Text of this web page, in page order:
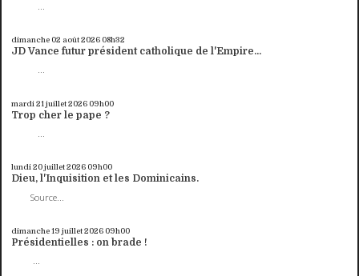
dimanche 02 août 2026 08h32
JD Vance futur président catholique de l'Empire...
...
mardi 21 juillet 2026 09h00
Trop cher le pape ?
lundi 20juillet 2026 09h00
Dieu, l'Inquisition et les Dominicains.
Source...
dimanche 19 juillet 2026 09h00
Présidentielles : on brade !
...